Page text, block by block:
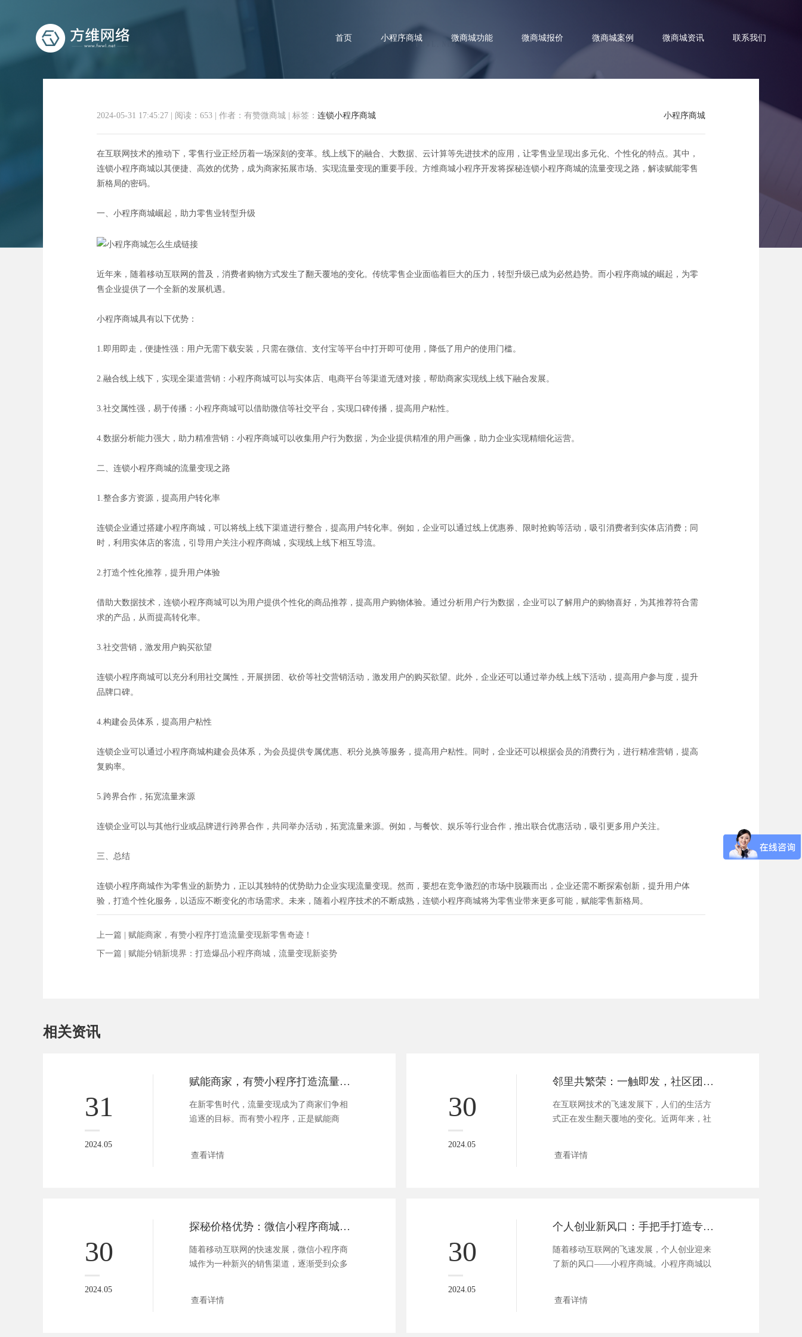
首页 小程序商城 微商城功能 微商城报价 微商城案例 微商城资讯 联系我们
赋能零售新格局：探秘连锁小程序商城的流量变现之路
小程序商城
2024-05-31 17:45:27 阅读：653 作者：有赞微商城 标签： 连锁小程序商城
在互联网技术的推动下，零售行业正经历着一场深刻的变革。线上线下的融合、大数据、云计算等先进技术的应用，让零售业呈现出多元化、个性化的特点。其中，
连锁小程序商城以其便捷、高效的优势，成为商家拓展市场、实现流量变现的重要手段。方维商城小程序开发将探秘连锁小程序商城的流量变现之路，解读赋能零售
新格局的密码。
一、小程序商城崛起，助力零售业转型升级
近年来，随着移动互联网的普及，消费者购物方式发生了翻天覆地的变化。传统零售企业面临着巨大的压力，转型升级已成为必然趋势。而小程序商城的崛起，为零
售企业提供了一个全新的发展机遇。
小程序商城具有以下优势：
1.即用即走，便捷性强：用户无需下载安装，只需在微信、支付宝等平台中打开即可使用，降低了用户的使用门槛。
2.融合线上线下，实现全渠道营销：小程序商城可以与实体店、电商平台等渠道无缝对接，帮助商家实现线上线下融合发展。
3.社交属性强，易于传播：小程序商城可以借助微信等社交平台，实现口碑传播，提高用户粘性。
4.数据分析能力强大，助力精准营销：小程序商城可以收集用户行为数据，为企业提供精准的用户画像，助力企业实现精细化运营。
二、连锁小程序商城的流量变现之路
1.整合多方资源，提高用户转化率
连锁企业通过搭建小程序商城，可以将线上线下渠道进行整合，提高用户转化率。例如，企业可以通过线上优惠券、限时抢购等活动，吸引消费者到实体店消费；同
时，利用实体店的客流，引导用户关注小程序商城，实现线上线下相互导流。
2.打造个性化推荐，提升用户体验
借助大数据技术，连锁小程序商城可以为用户提供个性化的商品推荐，提高用户购物体验。通过分析用户行为数据，企业可以了解用户的购物喜好，为其推荐符合需
求的产品，从而提高转化率。
3.社交营销，激发用户购买欲望
连锁小程序商城可以充分利用社交属性，开展拼团、砍价等社交营销活动，激发用户的购买欲望。此外，企业还可以通过举办线上线下活动，提高用户参与度，提升
品牌口碑。
4.构建会员体系，提高用户粘性
连锁企业可以通过小程序商城构建会员体系，为会员提供专属优惠、积分兑换等服务，提高用户粘性。同时，企业还可以根据会员的消费行为，进行精准营销，提高
复购率。
5.跨界合作，拓宽流量来源
连锁企业可以与其他行业或品牌进行跨界合作，共同举办活动，拓宽流量来源。例如，与餐饮、娱乐等行业合作，推出联合优惠活动，吸引更多用户关注。
三、总结
连锁小程序商城作为零售业的新势力，正以其独特的优势助力企业实现流量变现。然而，要想在竞争激烈的市场中脱颖而出，企业还需不断探索创新，提升用户体
验，打造个性化服务，以适应不断变化的市场需求。未来，随着小程序技术的不断成熟，连锁小程序商城将为零售业带来更多可能，赋能零售新格局。
上一篇 | 赋能商家，有赞小程序打造流量变现新零售奇迹！
下一篇 | 赋能分销新境界：打造爆品小程序商城，流量变现新姿势
相关资讯
31
2024.05
赋能商家，有赞小程序打造流量变现新零售奇迹！
在新零售时代，流量变现成为了商家们争相
追逐的目标。而有赞小程序，正是赋能商
查看详情
30
2024.05
邻里共繁荣：一触即发，社区团购小程序引领购物新潮流
在互联网技术的飞速发展下，人们的生活方
式正在发生翻天覆地的变化。近两年来，社
查看详情
30
2024.05
探秘价格优势：微信小程序商城的性价比之路
随着移动互联网的快速发展，微信小程序商
城作为一种新兴的销售渠道，逐渐受到众多
查看详情
30
2024.05
个人创业新风口：手把手打造专属小程序商城
随着移动互联网的飞速发展，个人创业迎来
了新的风口——小程序商城。小程序商城以
查看详情